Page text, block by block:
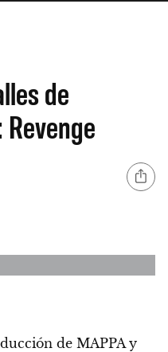
de
de MAPPA y